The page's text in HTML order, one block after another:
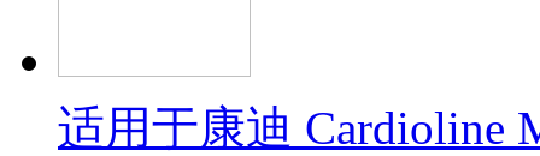
适用于康迪 Cardioline